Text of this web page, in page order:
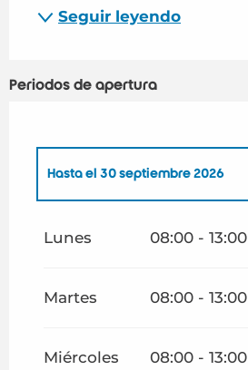
Seguir leyendo
Periodos de apertura
Hasta el 30 septiembre 2026
Lunes 08:00 - 13:00
Martes 08:00 - 13:00
Miércoles 08:00 - 13:00